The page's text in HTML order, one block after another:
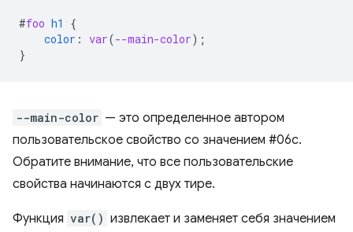
#foo h1
{
color : var(--main-color);
}
--main-color — это определенное автором
пользовательское свойство со значением #06c.
Обратите внимание, что все пользовательские
свойства начинаются с двух тире.
Функция var() извлекает и заменяет себя значением